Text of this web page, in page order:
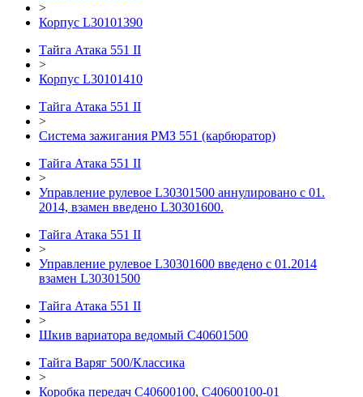
>
Корпус L30101390
Тайга Атака 551 II
>
Корпус L30101410
Тайга Атака 551 II
>
Система зажигания РМЗ 551 (карбюратор)
Тайга Атака 551 II
>
Управление рулевое L30301500 аннулировано с 01.
2014, взамен введено L30301600.
Тайга Атака 551 II
>
Управление рулевое L30301600 введено с 01.2014
взамен L30301500
Тайга Атака 551 II
>
Шкив вариатора ведомый C40601500
Тайга Варяг 500/Классика
>
Коробка передач C40600100, C40600100-01